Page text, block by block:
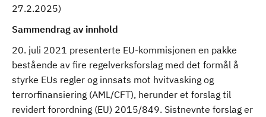
27.2.2025)
Sammendrag av innhold
20. juli 2021 presenterte EU-kommisjonen en pakke
bestående av fire regelverksforslag med det formål å
styrke EUs regler og innsats mot hvitvasking og
terrorfinansiering (AML/CFT), herunder et forslag til
revidert forordning (EU) 2015/849. Sistnevnte forslag er